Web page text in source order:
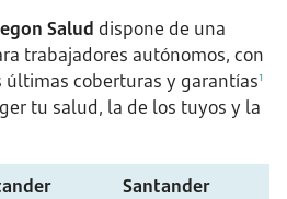
Salud dispone de una
trabajadores autónomos, con
últimas coberturas y garantías1
tu salud, la de los tuyos y la
Santander